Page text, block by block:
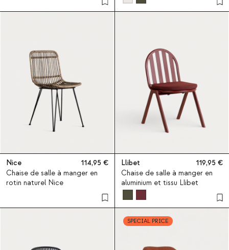
Nice
114,95
Chaise de salle à manger en
rotin naturel Nice
Llibet
119,95
Chaise de salle à manger en
aluminium et tissu Llibet
SPECIAL PRICE